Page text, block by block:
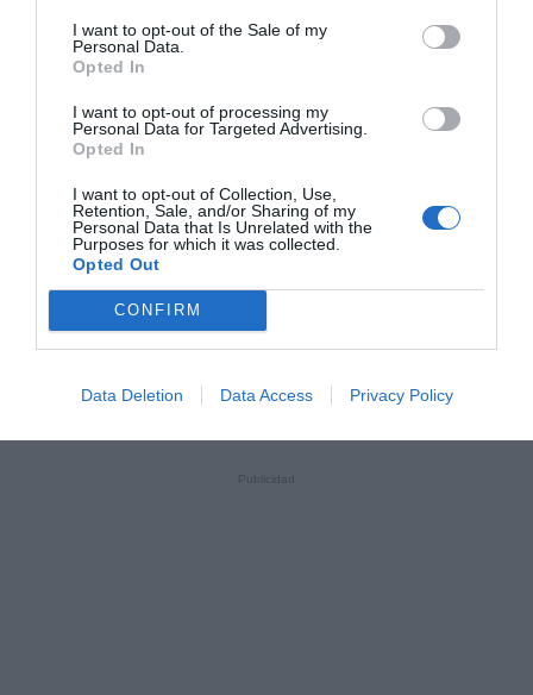
I want to opt-out of the Sale of my
Personal Data.
Opted In
I want to opt-out of processing my
Personal Data for Targeted Advertising.
Opted In
I want to opt-out of Collection, Use,
Retention, Sale, and/or Sharing of my
Personal Data that Is Unrelated with the
Purposes for which it was collected.
Opted Out
CONFIRM
Data Deletion Data Access Privacy Policy